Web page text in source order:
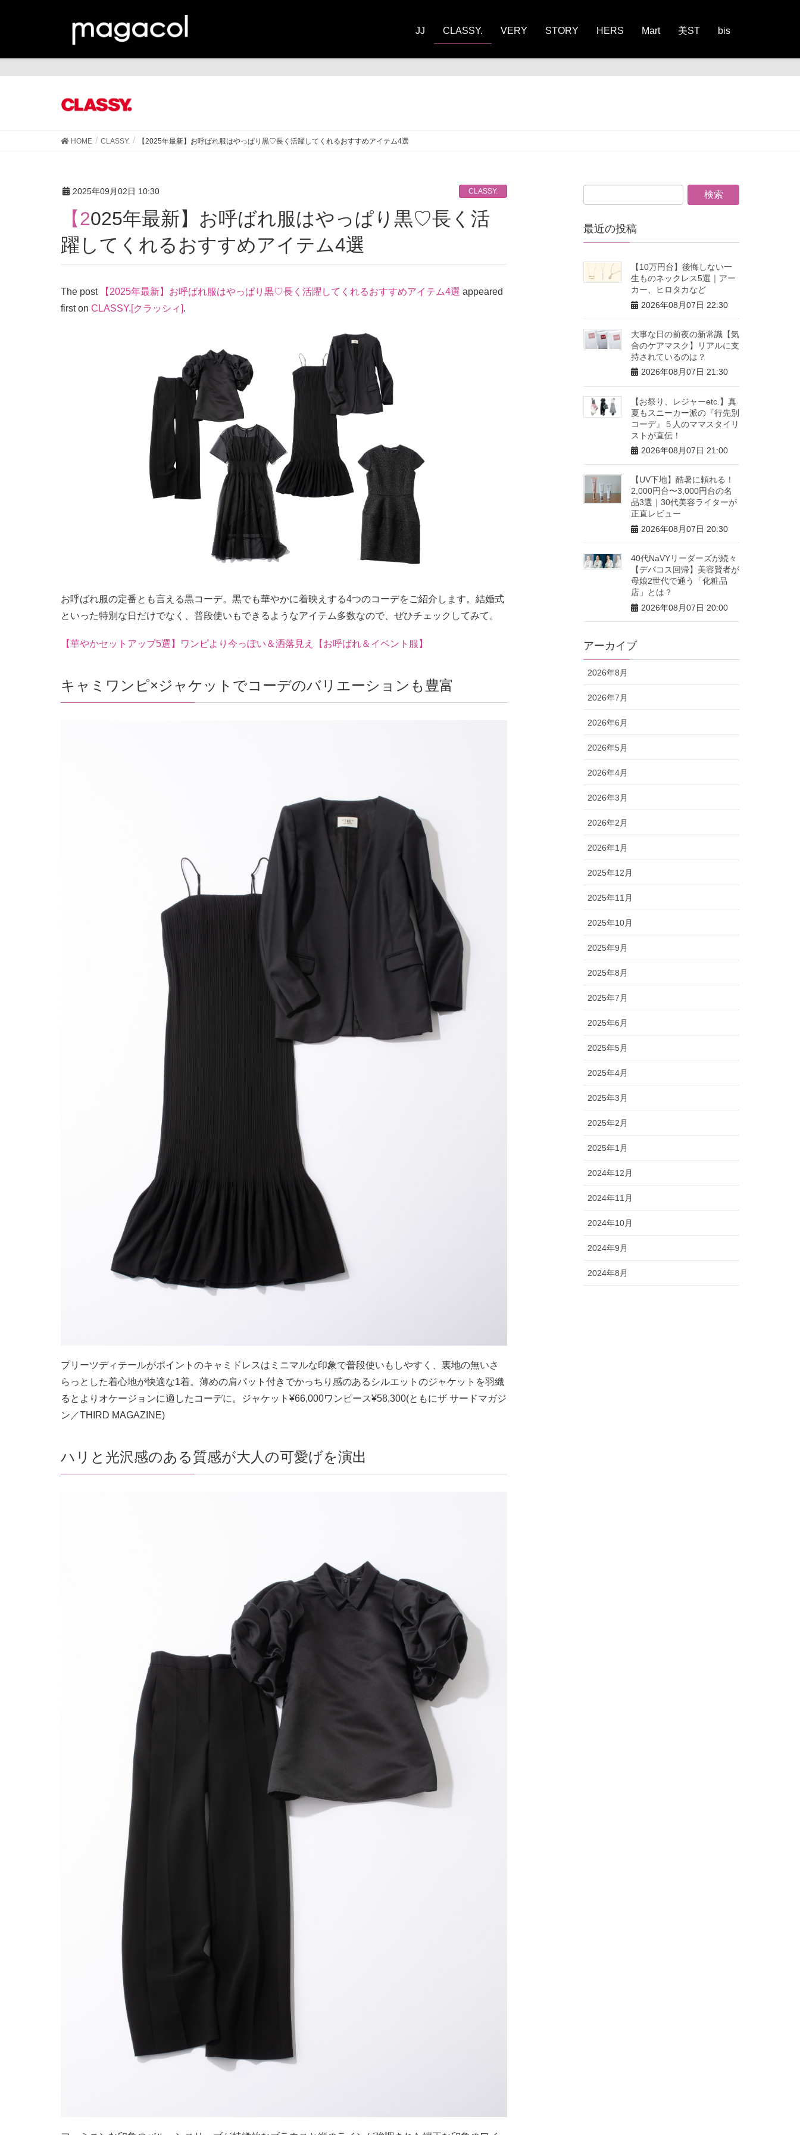
JJ CLASSY. VERY STORY HERS Mart 美ST bis
HOME CLASSY. 【2025年最新】お呼ばれ服はやっぱり黒♡長く活躍してくれるおすすめアイテム4選
2025年09月02日 10:30 CLASSY.
【2025年最新】お呼ばれ服はやっぱり黒♡長く活
躍してくれるおすすめアイテム4選
The post 【2025年最新】お呼ばれ服はやっぱり黒♡長く活躍してくれるおすすめアイテム4選 appeared
first on CLASSY.[クラッシィ].
お呼ばれ服の定番とも言える黒コーデ。黒でも華やかに着映えする4つのコーデをご紹介します。結婚式
といった特別な日だけでなく、普段使いもできるようなアイテム多数なので、ぜひチェックしてみて。
【華やかセットアップ5選】ワンピより今っぽい＆洒落見え【お呼ばれ＆イベント服】
キャミワンピ×ジャケットでコーデのバリエーションも豊富
プリーツディテールがポイントのキャミドレスはミニマルな印象で普段使いもしやすく、裏地の無いさ
らっとした着心地が快適な1着。薄めの肩パット付きでかっちり感のあるシルエットのジャケットを羽織
るとよりオケージョンに適したコーデに。ジャケット¥66,000ワンピース¥58,300(ともにザ サードマガジ
ン／THIRD MAGAZINE)
ハリと光沢感のある質感が大人の可愛げを演出
最近の投稿
【10万円台】後悔しない一
生ものネックレス5選｜アー
カー、ヒロタカなど
2026年08月07日 22:30
大事な日の前夜の新常識【気
合のケアマスク】リアルに支
持されているのは？
2026年08月07日 21:30
【お祭り、レジャーetc.】真
夏もスニーカー派の『行先別
コーデ』５人のママスタイリ
ストが直伝！
2026年08月07日 21:00
【UV下地】酷暑に頼れる！
2,000円台〜3,000円台の名
品3選｜30代美容ライターが
正直レビュー
2026年08月07日 20:30
40代NaVYリーダーズが続々
【デパコス回帰】美容賢者が
母娘2世代で通う「化粧品
店」とは？
2026年08月07日 20:00
アーカイブ
2026年8月
2026年7月
2026年6月
2026年5月
2026年4月
2026年3月
2026年2月
2026年1月
2025年12月
2025年11月
2025年10月
2025年9月
2025年8月
2025年7月
2025年6月
2025年5月
2025年4月
2025年3月
2025年2月
2025年1月
2024年12月
2024年11月
2024年10月
2024年9月
2024年8月